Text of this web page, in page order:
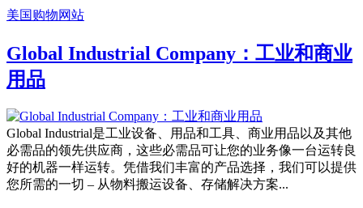
美国购物网站
Global Industrial Company：工业和商业
用品
Global Industrial是工业设备、用品和工具、商业用品以及其他
必需品的领先供应商，这些必需品可让您的业务像一台运转良
好的机器一样运转。凭借我们丰富的产品选择，我们可以提供
您所需的一切 – 从物料搬运设备、存储解决方案...